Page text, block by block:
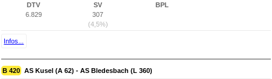
DTV
6.829
SV
307
(4,5%)
BPL
Infos...
B 420 AS Kusel (A 62) - AS Bledesbach (L 360)